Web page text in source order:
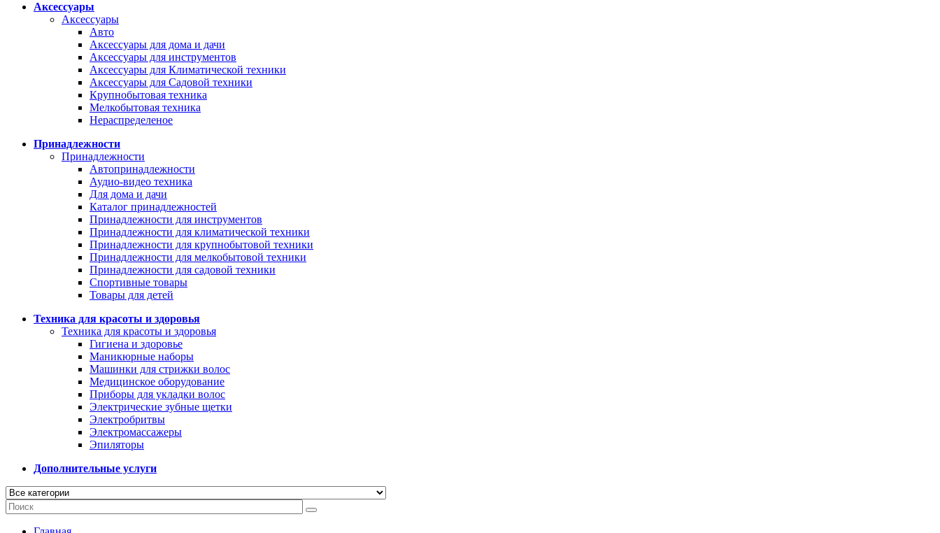
Аксессуары
Аксессуары
Авто
Аксессуары для дома и дачи
Аксессуары для инструментов
Аксессуары для Климатической техники
Аксессуары для Садовой техники
Крупнобытовая техника
Мелкобытовая техника
Нераспределеное
Принадлежности
Принадлежности
Автопринадлежности
Аудио-видео техника
Для дома и дачи
Каталог принадлежностей
Принадлежности для инструментов
Принадлежности для климатической техники
Принадлежности для крупнобытовой техники
Принадлежности для мелкобытовой техники
Принадлежности для садовой техники
Спортивные товары
Товары для детей
Техника для красоты и здоровья
Техника для красоты и здоровья
Гигиена и здоровье
Маникюрные наборы
Машинки для стрижки волос
Медицинское оборудование
Приборы для укладки волос
Электрические зубные щетки
Электробритвы
Электромассажеры
Эпиляторы
Дополнительные услуги